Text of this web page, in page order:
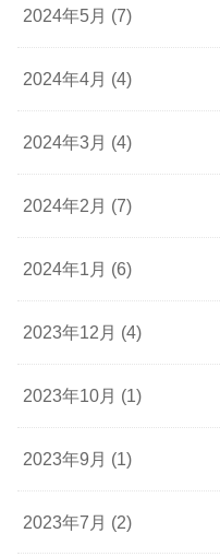
2024年5月 (7)
2024年4月 (4)
2024年3月 (4)
2024年2月 (7)
2024年1月 (6)
2023年12月 (4)
2023年10月 (1)
2023年9月 (1)
2023年7月 (2)